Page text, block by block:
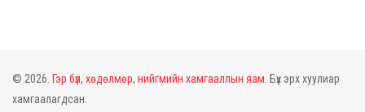
© 2026. Гэр бүл, хөдөлмөр, нийгмийн хамгааллын яам. Бүх эрх хуулиар
хамгаалагдсан.